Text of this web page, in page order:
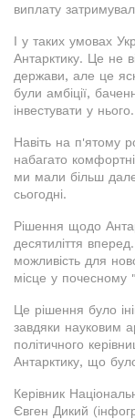
виплату
І у таких умовах
Антарктику. Це не
держави, але це
були амбіції,
інвестувати у нього.
Навіть на п'ятому
набагато
ми мали більш
сьогодні.
Рішення щодо
десятиліття
можливість для
місце у почесному
Це рішення було
завдяки науковим
політичного
Антарктику, що
Керівник
Євген Дикий